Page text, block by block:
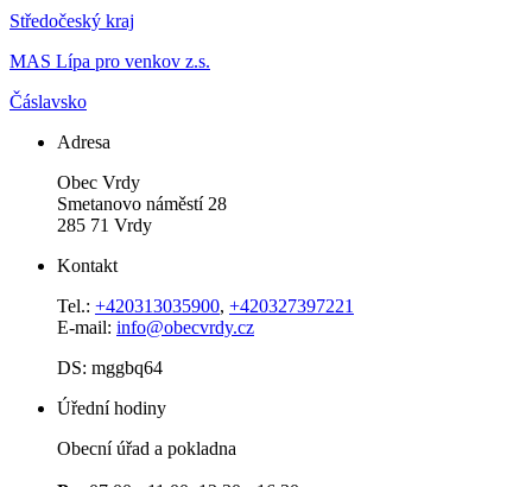
Středočeský kraj
MAS Lípa pro venkov z.s.
Čáslavsko
Adresa
Obec Vrdy
Smetanovo náměstí 28
285 71 Vrdy
Kontakt
Tel.: +420313035900, +420327397221
E-mail: info@obecvrdy.cz
DS: mggbq64
Úřední hodiny
Obecní úřad a pokladna